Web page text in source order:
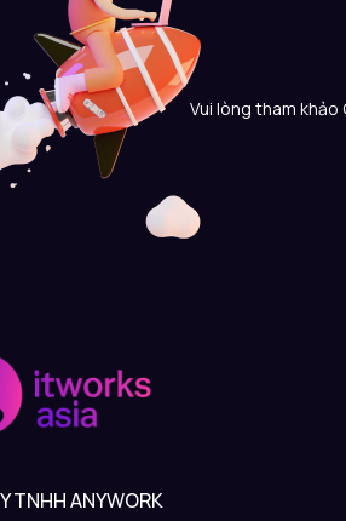
Vui lòng tham
TNHH ANYWORK